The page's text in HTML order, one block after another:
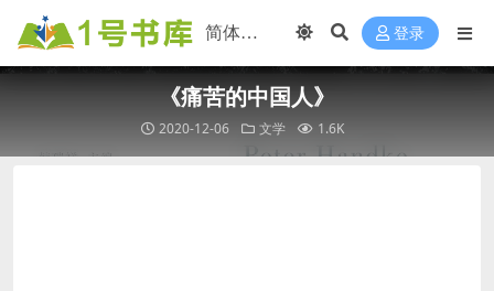
登录
《痛苦的中国人》
2020-12-06 文学 1.6K